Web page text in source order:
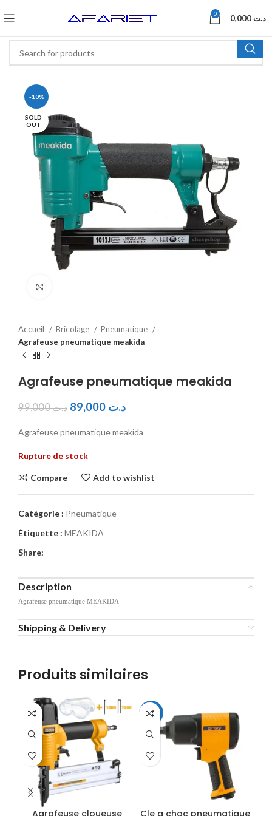
0 د.ت
-10%
SOLD
OUT
Accueil Bricolage
Pneumatique
Agrafeuse pneumatique meakida
Agrafeuse pneumatique meakida
د.ت99,000 د.ت
Agrafeuse pneumatique meakida
Rupture de stock
Compare Add to wishlist
Catégorie : Pneumatique
Étiquette : MEAKIDA
Share:
Description
Agrafeuse pneumatique MEAKIDA
Shipping & Delivery
Produits similaires
Agrafeuse cloueuse
-14%
Cle a choc pneumatique